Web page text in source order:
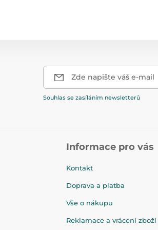
Zde napište váš e-mail
Souhlas se zasíláním newsletterů
Informace pro vás
Kontakt
Doprava a platba
Vše o nákupu
Reklamace a vrácení zboží